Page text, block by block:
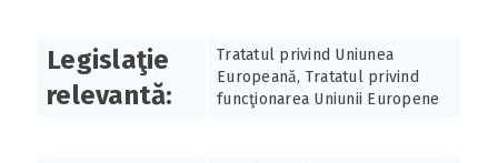
Legislaţie
relevantă:
Tratatul privind Uniunea
Europeană, Tratatul privind
funcţionarea Uniunii Europene